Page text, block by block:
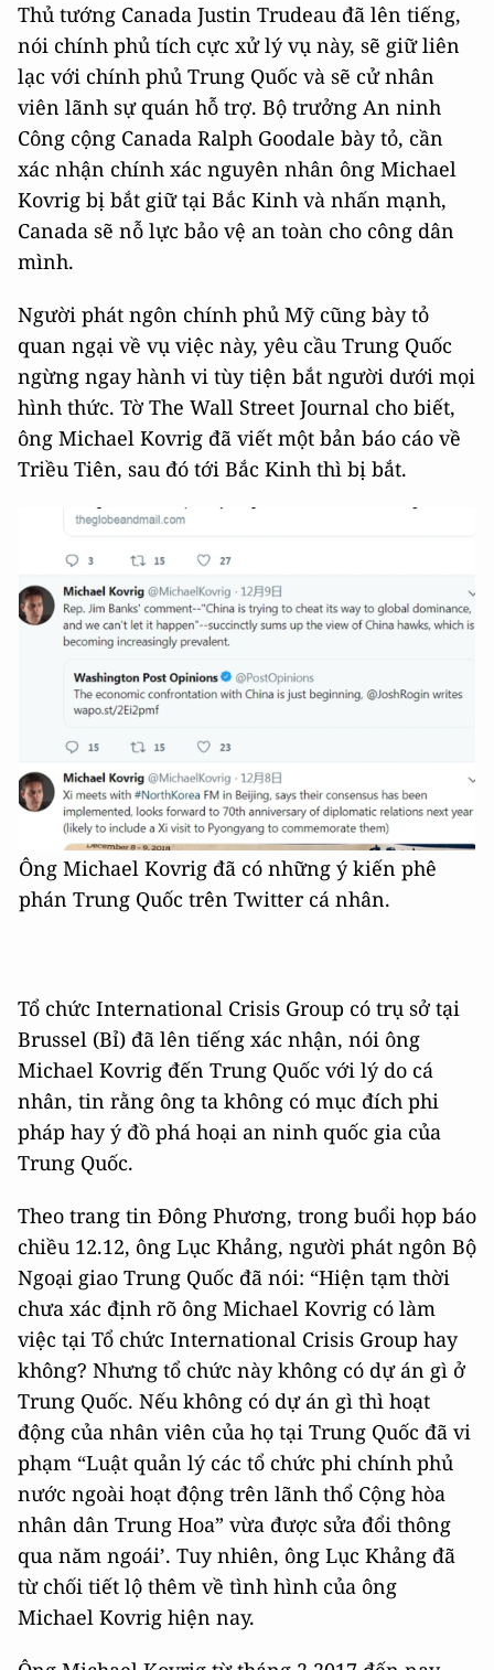
Thủ tướng Canada Justin Trudeau đã lên tiếng,
nói chính phủ tích cực xử lý vụ này, sẽ giữ liên
lạc với chính phủ Trung Quốc và sẽ cử nhân
viên lãnh sự quán hỗ trợ. Bộ trưởng An ninh
Công cộng Canada Ralph Goodale bày tỏ, cần
xác nhận chính xác nguyên nhân ông Michael
Kovrig bị bắt giữ tại Bắc Kinh và nhấn mạnh,
Canada sẽ nỗ lực bảo vệ an toàn cho công dân
mình.
Người phát ngôn chính phủ Mỹ cũng bày tỏ
quan ngại về vụ việc này, yêu cầu Trung Quốc
ngừng ngay hành vi tùy tiện bắt người dưới mọi
hình thức. Tờ The Wall Street Journal cho biết,
ông Michael Kovrig đã viết một bản báo cáo về
Triều Tiên, sau đó tới Bắc Kinh thì bị bắt.
Ông Michael Kovrig đã có những ý kiến phê
phán Trung Quốc trên Twitter cá nhân.
Tổ chức International Crisis Group có trụ sở tại
Brussel (Bỉ) đã lên tiếng xác nhận, nói ông
Michael Kovrig đến Trung Quốc với lý do cá
nhân, tin rằng ông ta không có mục đích phi
pháp hay ý đồ phá hoại an ninh quốc gia của
Trung Quốc.
Theo trang tin Đông Phương, trong buổi họp báo
chiều 12.12, ông Lục Khảng, người phát ngôn Bộ
Ngoại giao Trung Quốc đã nói: “Hiện tạm thời
chưa xác định rõ ông Michael Kovrig có làm
việc tại Tổ chức International Crisis Group hay
không? Nhưng tổ chức này không có dự án gì ở
Trung Quốc. Nếu không có dự án gì thì hoạt
động của nhân viên của họ tại Trung Quốc đã vi
phạm “Luật quản lý các tổ chức phi chính phủ
nước ngoài hoạt động trên lãnh thổ Cộng hòa
nhân dân Trung Hoa” vừa được sửa đổi thông
qua năm ngoái’. Tuy nhiên, ông Lục Khảng đã
từ chối tiết lộ thêm về tình hình của ông
Michael Kovrig hiện nay.